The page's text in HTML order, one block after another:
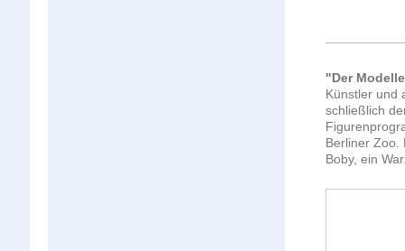
"Der
Künstler und
schließlich
Berliner Zoo.
Boby, ein